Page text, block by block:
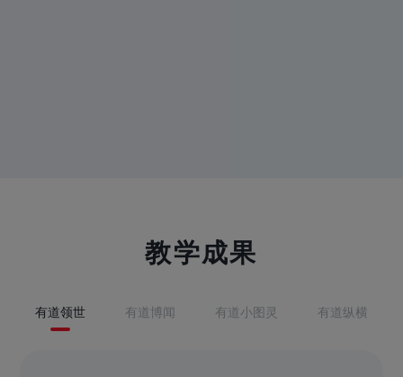
教学成果
有道领世 有道博闻 有道小图灵 有道纵横